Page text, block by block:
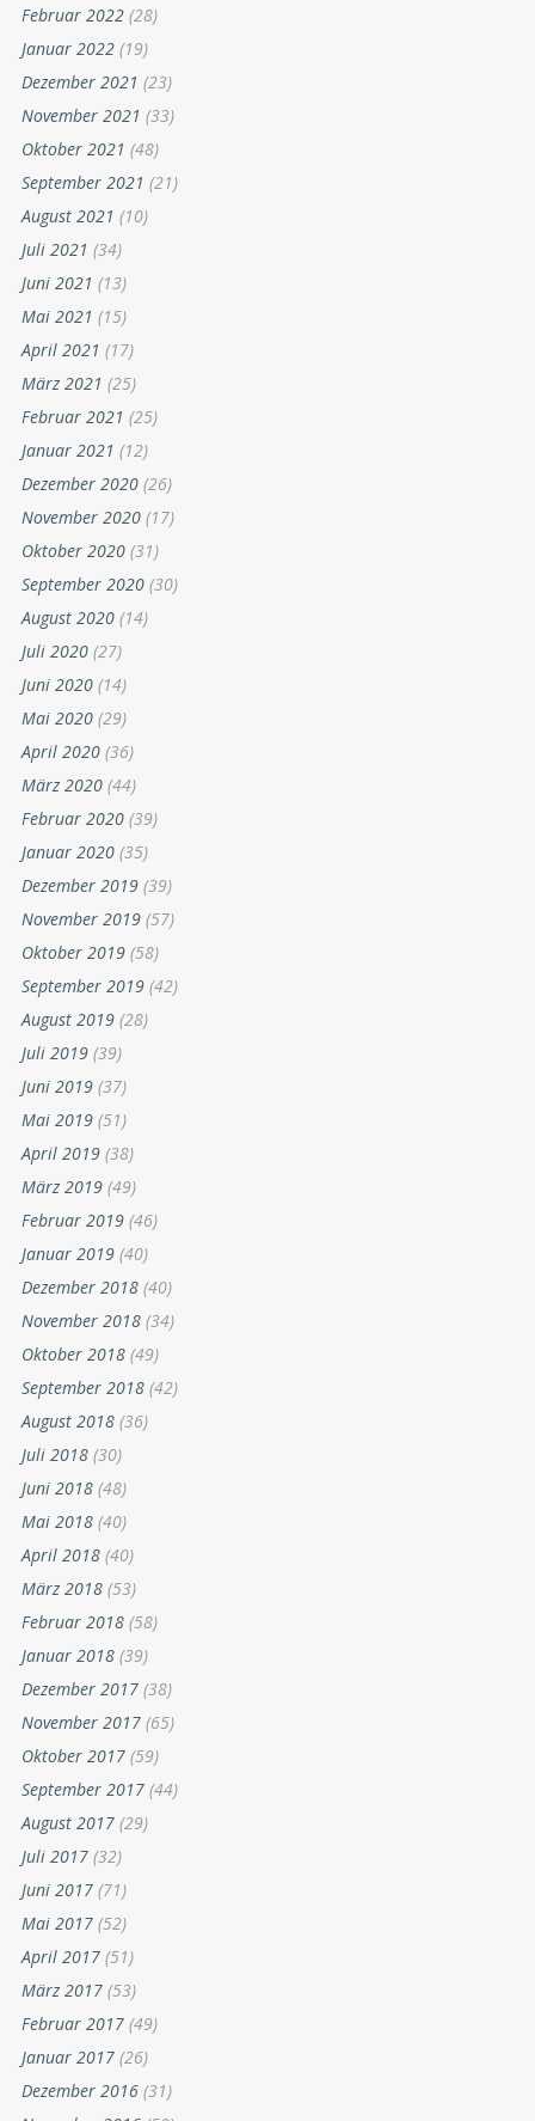
Februar 2022 (28)
Januar 2022 (19)
Dezember 2021 (23)
November 2021 (33)
Oktober 2021 (48)
September 2021 (21)
August 2021 (10)
Juli 2021 (34)
Juni 2021 (13)
Mai 2021 (15)
April 2021 (17)
März 2021 (25)
Februar 2021 (25)
Januar 2021 (12)
Dezember 2020 (26)
November 2020 (17)
Oktober 2020 (31)
September 2020 (30)
August 2020 (14)
Juli 2020 (27)
Juni 2020 (14)
Mai 2020 (29)
April 2020 (36)
März 2020 (44)
Februar 2020 (39)
Januar 2020 (35)
Dezember 2019 (39)
November 2019 (57)
Oktober 2019 (58)
September 2019 (42)
August 2019 (28)
Juli 2019 (39)
Juni 2019 (37)
Mai 2019 (51)
April 2019 (38)
März 2019 (49)
Februar 2019 (46)
Januar 2019 (40)
Dezember 2018 (40)
November 2018 (34)
Oktober 2018 (49)
September 2018 (42)
August 2018 (36)
Juli 2018 (30)
Juni 2018 (48)
Mai 2018 (40)
April 2018 (40)
März 2018 (53)
Februar 2018 (58)
Januar 2018 (39)
Dezember 2017 (38)
November 2017 (65)
Oktober 2017 (59)
September 2017 (44)
August 2017 (29)
Juli 2017 (32)
Juni 2017 (71)
Mai 2017 (52)
April 2017 (51)
März 2017 (53)
Februar 2017 (49)
Januar 2017 (26)
Dezember 2016 (31)